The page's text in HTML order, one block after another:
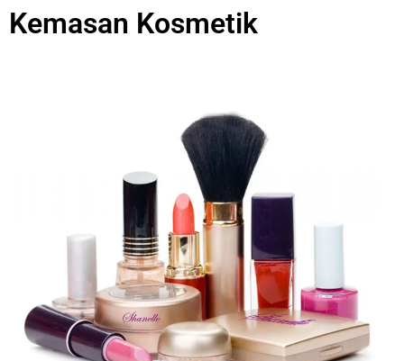
Kemasan Kosmetik